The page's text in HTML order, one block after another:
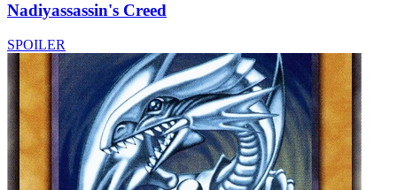
Nadiyassassin's Creed
SPOILER